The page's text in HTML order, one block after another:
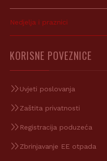
Nedjelja i praznici
KORISNE POVEZNICE
Uvjeti poslovanja
Zaštita privatnosti
Registracija poduzeća
Zbrinjavanje EE otpada